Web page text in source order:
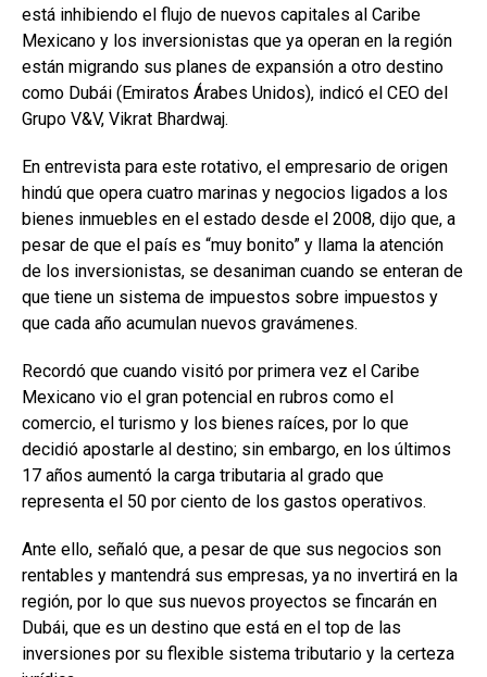
está inhibiendo el flujo de nuevos capitales al Caribe
Mexicano y los inversionistas que ya operan en la región
están migrando sus planes de expansión a otro destino
como Dubái (Emiratos Árabes Unidos), indicó el CEO del
Grupo V&V, Vikrat Bhardwaj.
En entrevista para este rotativo, el empresario de origen
hindú que opera cuatro marinas y negocios ligados a los
bienes inmuebles en el estado desde el 2008, dijo que, a
pesar de que el país es “muy bonito” y llama la atención
de los inversionistas, se desaniman cuando se enteran de
que tiene un sistema de impuestos sobre impuestos y
que cada año acumulan nuevos gravámenes.
Recordó que cuando visitó por primera vez el Caribe
Mexicano vio el gran potencial en rubros como el
comercio, el turismo y los bienes raíces, por lo que
decidió apostarle al destino; sin embargo, en los últimos
17 años aumentó la carga tributaria al grado que
representa el 50 por ciento de los gastos operativos.
Ante ello, señaló que, a pesar de que sus negocios son
rentables y mantendrá sus empresas, ya no invertirá en la
región, por lo que sus nuevos proyectos se fincarán en
Dubái, que es un destino que está en el top de las
inversiones por su flexible sistema tributario y la certeza